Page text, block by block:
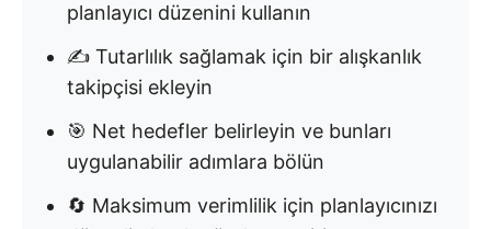
planlayıcı düzenini kullanın
✍️ Tutarlılık sağlamak için bir alışkanlık
takipçisi ekleyin
🎯 Net hedefler belirleyin ve bunları
uygulanabilir adımlara bölün
🔄 Maksimum verimlilik için planlayıcınızı